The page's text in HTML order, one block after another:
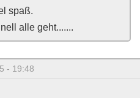
spaß.
alle geht.......
- 19:48